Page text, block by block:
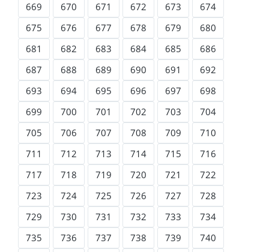
669
670 671 672 673
674
675
676 677 678 679
680
681
682 683 684 685
686
687
688 689 690 691
692
693
694 695 696 697
698
699
700 701 702 703
704
705
706 707 708 709
710
711
712 713 714 715
716
717
718 719 720 721
722
723
724 725 726 727
728
729
730 731 732 733
734
735
736 737 738 739
740